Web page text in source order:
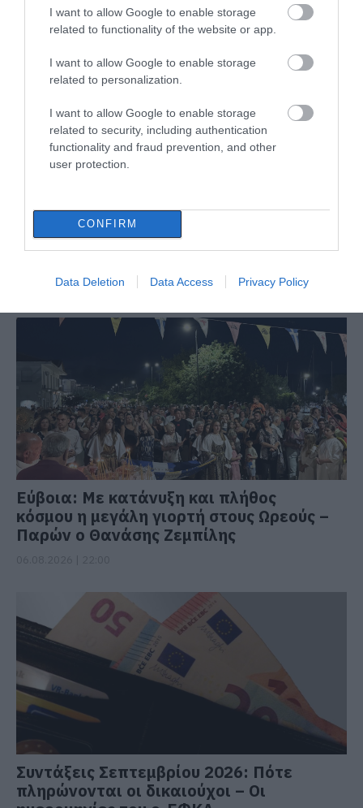
I want to allow Google to enable storage
related to functionality of the website or app.
I want to allow Google to enable storage
related to personalization.
I want to allow Google to enable storage
related to security, including authentication
functionality and fraud prevention, and other
user protection.
CONFIRM
Data Deletion Data Access Privacy Policy
ΔΙΑΒΑΣΤΕ ΕΠΙΣΗΣ
Φωτιά στη Σκύρο: Δύσκολη νύχτα για
την Καλαμίτσα – Νέες εικόνες και
06.08.2026 | 22:04
Εύβοια: Με κατάνυξη και πλήθος
κόσμου η μεγάλη γιορτή στους Ωρεούς –
Παρών ο Θανάσης Ζεμπίλης
Συντάξεις Σεπτεμβρίου 2026: Πότε
πληρώνονται οι δικαιούχοι – Οι